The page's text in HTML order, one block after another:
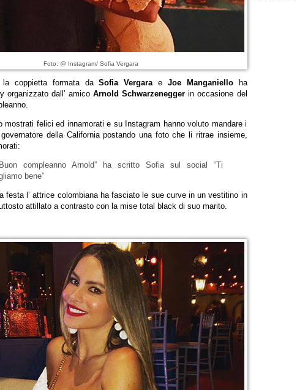
Foto: @ Instagram/ Sofia Vergara
la coppietta formata daSofia Vergarae Joe Manganielloha
organizzato dall’ amicoArnold Schwarzenegger in occasione del
mostrati felici ed innamorati e su Instagram hanno voluto mandare i
governatore della California postando una foto che li ritrae insieme,
compleanno Arnold” ha scritto Sofia sul social “Ti
bene”
festa l’ attrice colombiana ha fasciato le sue curve in un vestitino in
attillato a contrasto con la mise total black di suo marito.